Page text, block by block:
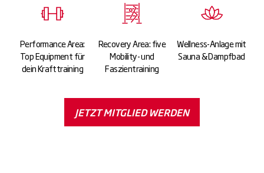
Performance Area:
Top Equipment für
dein Krafttraining
Recovery Area: five
Mobility- und
Faszientraining
Wellness-Anlage mit
Sauna & Dampfbad
JETZT MITGLIED WERDEN